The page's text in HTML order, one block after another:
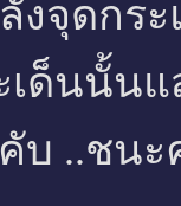
งจุดกร
เด็นนั้น
บ ..ชน